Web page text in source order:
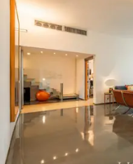
домашнего
Сценографичная
ведет на верхний
зоне отдыха: здесь
панорамную позицию
собственной ванной
вторая спальня
местом и